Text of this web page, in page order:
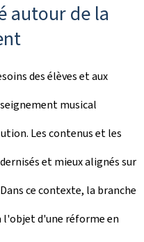
autour de la
des élèves et aux
musical
Les contenus et les
et mieux alignés sur
ce contexte, la branche
d'une réforme en